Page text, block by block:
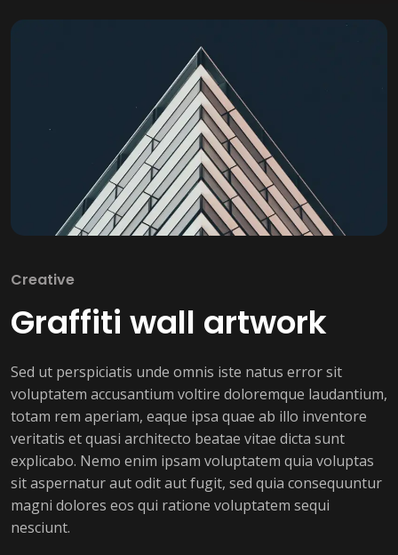
Creative
Graffiti wall artwork
Sed ut perspiciatis unde omnis iste natus error sit
voluptatem accusantium voltire doloremque laudantium,
totam rem aperiam, eaque ipsa quae ab illo inventore
veritatis et quasi architecto beatae vitae dicta sunt
explicabo. Nemo enim ipsam voluptatem quia voluptas
sit aspernatur aut odit aut fugit, sed quia consequuntur
magni dolores eos qui ratione voluptatem sequi
nesciunt.